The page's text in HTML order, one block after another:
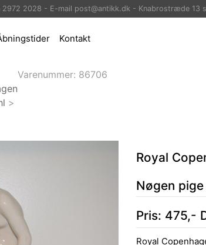
2972 2028 - E-mail post@antikk.dk - Knabrostræde 13
Kontakt
>
Varenummer: 86706
Royal
Nøgen
Pris: 475,-
Royal